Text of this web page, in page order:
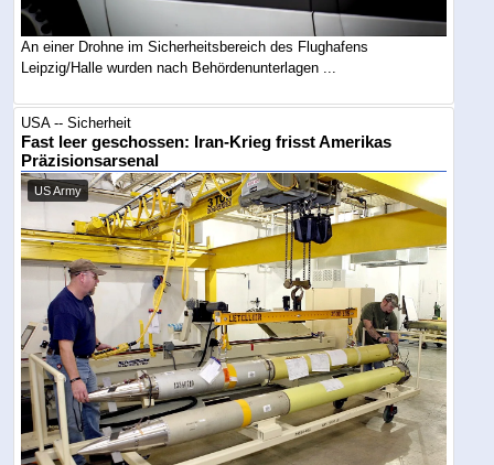
An einer Drohne im Sicherheitsbereich des Flughafens
Leipzig/Halle wurden nach Behördenunterlagen ...
USA -- Sicherheit
Fast leer geschossen: Iran-Krieg frisst Amerikas
Präzisionsarsenal
US Army